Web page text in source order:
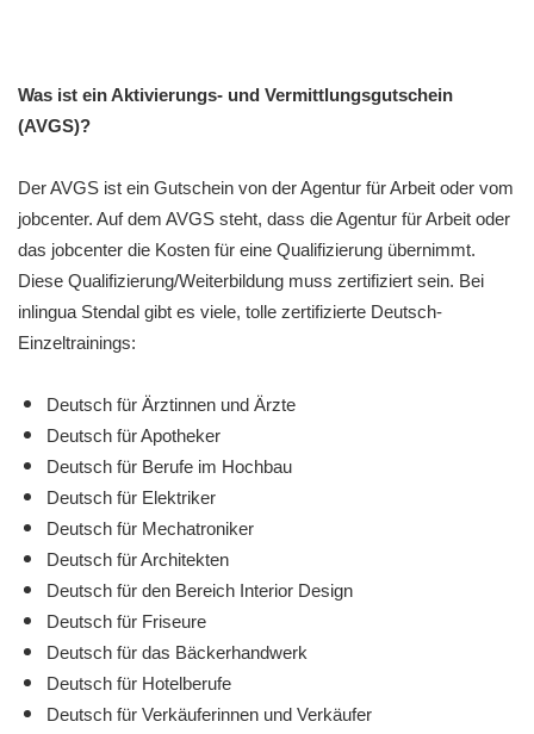
Was ist ein Aktivierungs- und Vermittlungsgutschein
(AVGS)?
Der AVGS ist ein Gutschein von der Agentur für Arbeit oder vom
jobcenter. Auf dem AVGS steht, dass die Agentur für Arbeit oder
das jobcenter die Kosten für eine Qualifizierung übernimmt.
Diese Qualifizierung/Weiterbildung muss zertifiziert sein. Bei
inlingua Stendal gibt es viele, tolle zertifizierte Deutsch-
Einzeltrainings:
Deutsch für Ärztinnen und Ärzte
Deutsch für Apotheker
Deutsch für Berufe im Hochbau
Deutsch für Elektriker
Deutsch für Mechatroniker
Deutsch für Architekten
Deutsch für den Bereich Interior Design
Deutsch für Friseure
Deutsch für das Bäckerhandwerk
Deutsch für Hotelberufe
Deutsch für Verkäuferinnen und Verkäufer